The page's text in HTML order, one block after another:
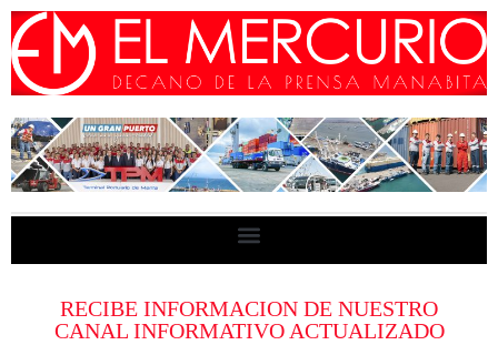
RECIBE INFORMACION DE NUESTRO
CANAL INFORMATIVO ACTUALIZADO